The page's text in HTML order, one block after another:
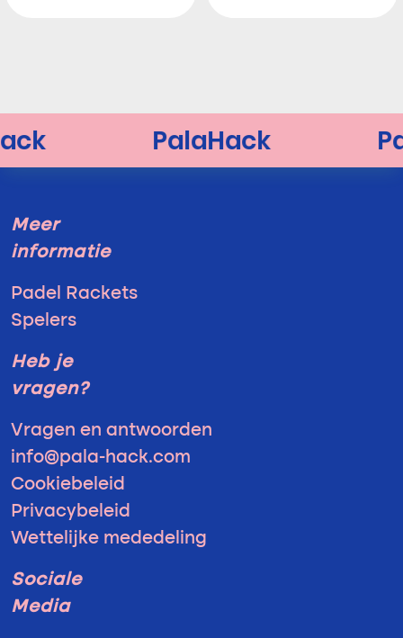
Meer
informatie
Padel Rackets
Spelers
Heb je
vragen?
Vragen en antwoorden
info@pala-hack.com
Cookiebeleid
Privacybeleid
Wettelijke mededeling
Sociale
Media